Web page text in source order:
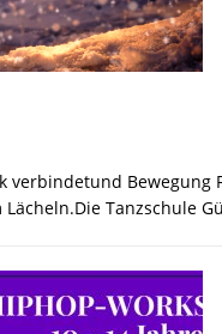
Bewegung
Tanzschule